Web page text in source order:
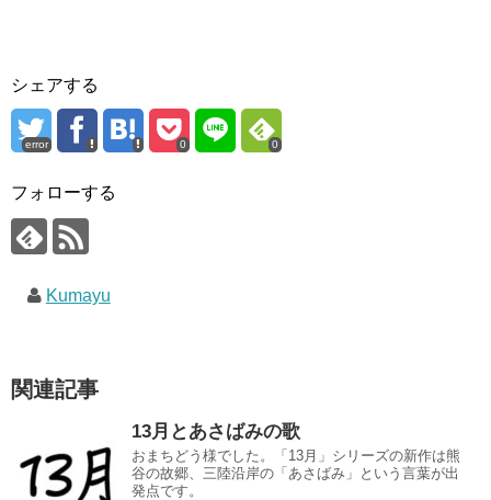
シェアする
error 0 0
フォローする
Kumayu
関連記事
13月とあさばみの歌
おまちどう様でした。「13月」シリーズの新作は熊
谷の故郷、三陸沿岸の「あさばみ」という言葉が出
発点です。